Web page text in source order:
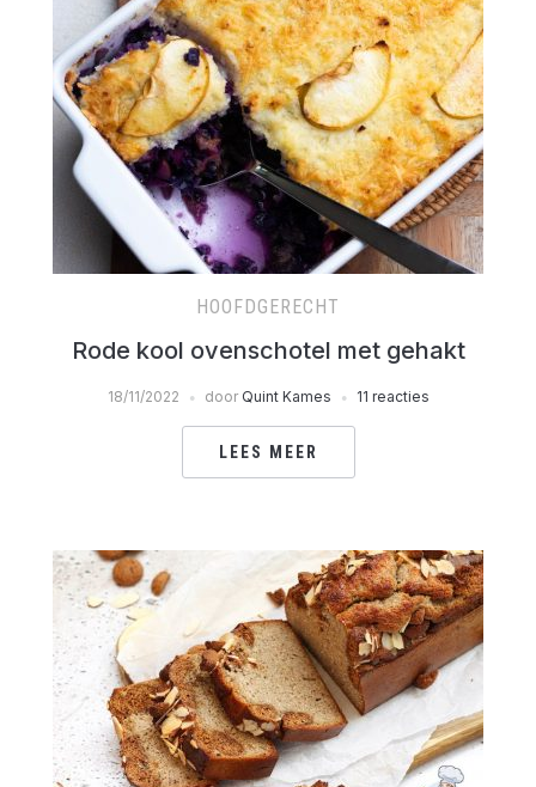
HOOFDGERECHT
Rode kool ovenschotel met gehakt
18/11/2022 door Quint Kames 11 reacties
LEES MEER